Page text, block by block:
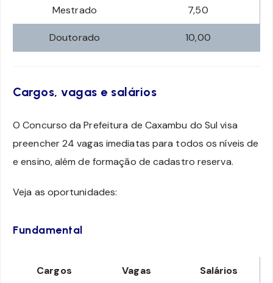
Mestrado 7,50
Doutorado 10,00
Cargos, vagas e salários
O Concurso da Prefeitura de Caxambu do Sul visa
preencher 24 vagas imediatas para todos os níveis de
e ensino, além de formação de cadastro reserva.
Veja as oportunidades:
Fundamental
Cargos Vagas Salários